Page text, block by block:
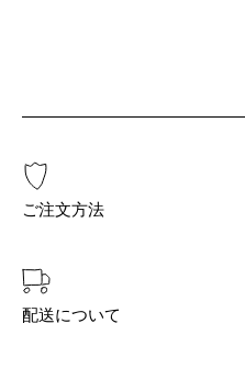
ご注文方法
配送について